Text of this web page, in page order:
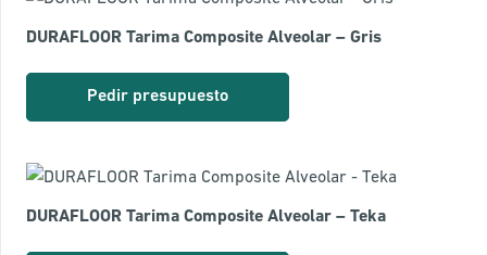
DURAFLOOR Tarima Composite Alveolar – Gris
Pedir presupuesto
DURAFLOOR Tarima Composite Alveolar – Teka